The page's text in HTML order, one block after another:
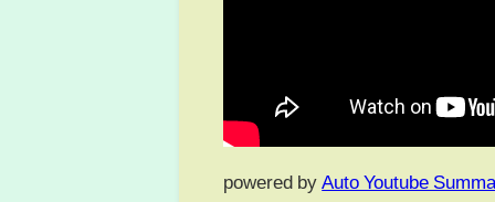
powered by Auto Youtube